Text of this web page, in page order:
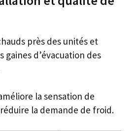
près des unités et
gaines d’évacuation des
la sensation de
la demande de froid.